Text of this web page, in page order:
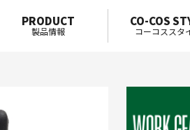
PRODUCT
製品情報
CO-COS
コーコススタ